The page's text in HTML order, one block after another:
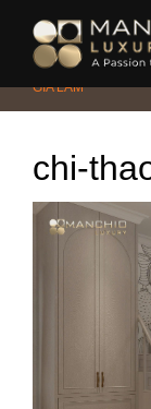
Home/BIỆT THỰ/
GIA LÂM
chi-